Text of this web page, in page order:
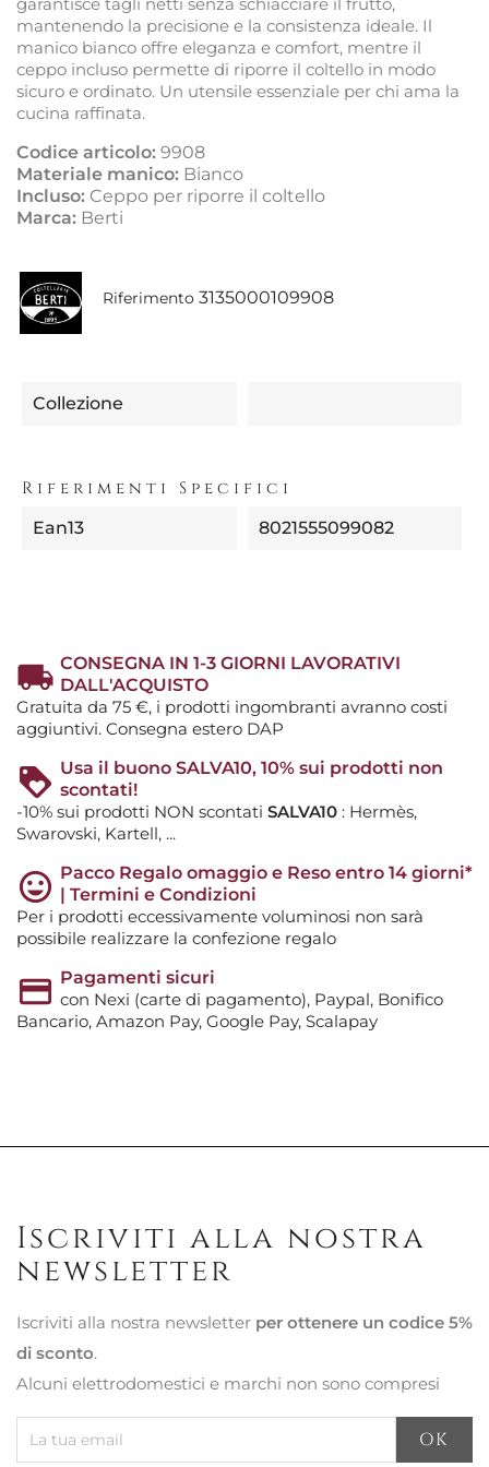
mantenendo la precisione e la consistenza ideale. Il
manico bianco offre eleganza e comfort, mentre il
ceppo incluso permette di riporre il coltello in modo
sicuro e ordinato. Un utensile essenziale per chi ama la
cucina raffinata.
Codice articolo: 9908
Materiale manico: Bianco
Incluso: Ceppo per riporre il coltello
Marca: Berti
Riferimento 3135000109908
Collezione
Riferimenti Specifici
Ean13 8021555099082
CONSEGNA IN 1-3 GIORNI LAVORATIVI
DALL'ACQUISTO
Gratuita da 75 €, i prodotti ingombranti avranno costi
aggiuntivi. Consegna estero DAP
Usa il buono SALVA10, 10% sui prodotti non
scontati!
-10% sui prodotti NON scontati SALVA10 : Hermès,
Swarovski, Kartell, ...
Pacco Regalo omaggio e Reso entro 14 giorni*
| Termini e Condizioni
Per i prodotti eccessivamente voluminosi non sarà
possibile realizzare la confezione regalo
Pagamenti sicuri
con Nexi (carte di pagamento), Paypal, Bonifico
Bancario, Amazon Pay, Google Pay, Scalapay
Iscriviti alla nostra
newsletter
Iscriviti alla nostra newsletter per ottenere un codice 5%
di sconto.
Alcuni elettrodomestici e marchi non sono compresi